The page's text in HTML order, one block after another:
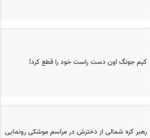
کیم جونگ اون دست راست خود را قطع کرد!
رهبر کره شمالی از دخترش در مراسم موشکی رونمایی